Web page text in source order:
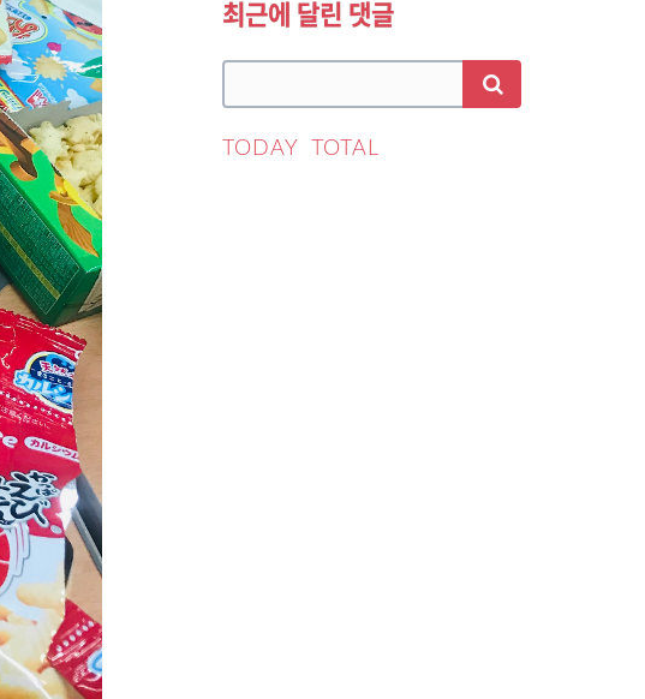
최근에 달린 댓글
TODAY TOTAL